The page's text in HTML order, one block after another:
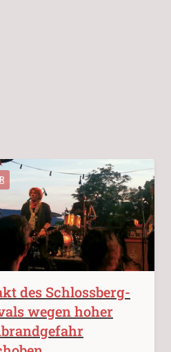
des Schlossberg-
wegen hoher